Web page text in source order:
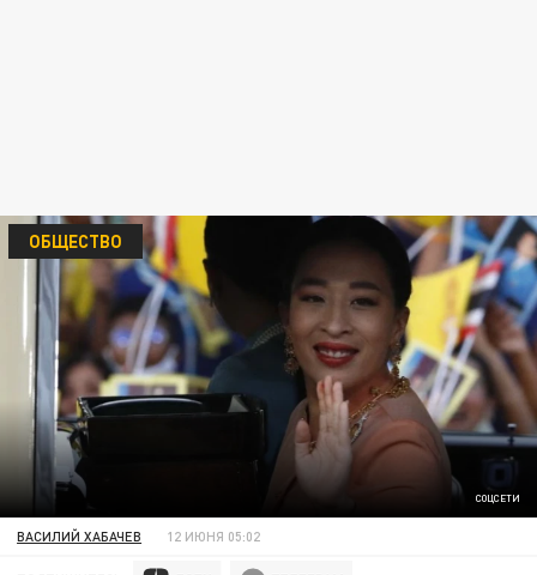
СОЦСЕТИ
ОБЩЕСТВО
ВАСИЛИЙ ХАБАЧЕВ 12 ИЮНЯ 05:02